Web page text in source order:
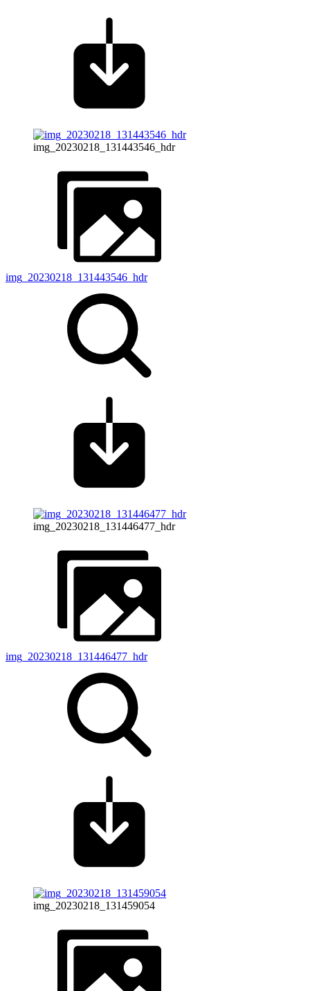
img_20230218_131443546_hdr
img_20230218_131443546_hdr
img_20230218_131446477_hdr
img_20230218_131446477_hdr
img_20230218_131459054